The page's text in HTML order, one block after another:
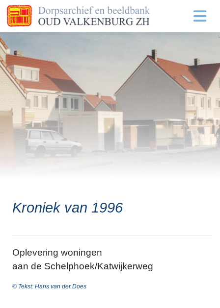
Kroniek van 1996
Oplevering woningen
aan de Schelphoek/Katwijkerweg
© Tekst: Hans van der Does